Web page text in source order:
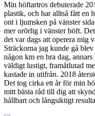
Min höftartros debuterade
plastik, och har alltså fått en
ont i ljumsken på vänster
mer orörlig i vänster höft.
det var dags att operera mig
Sträckorna jag kunde gå
någon km en bra dag,
väldigt lustigt, framåtlutad
kastade in utifrån. 2018
Det tog cirka ett år för min
mitt bästa råd till dig att
hållbart och långsiktigt